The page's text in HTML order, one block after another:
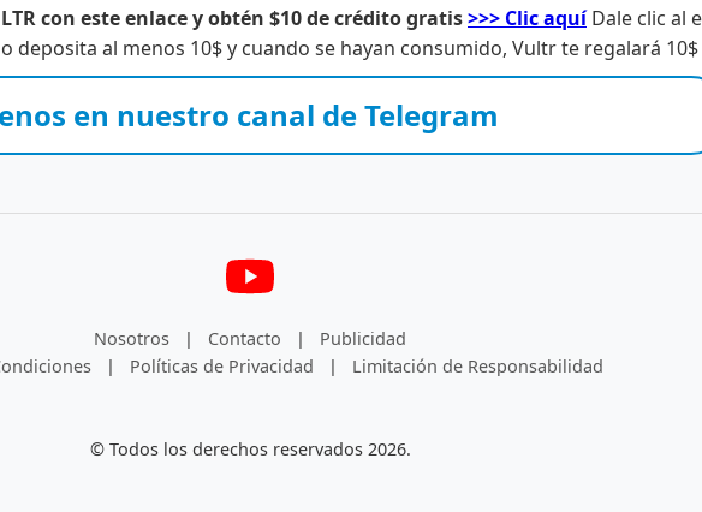
con este enlace y obtén $10 de crédito gratis>>> Clic aquíDale clic al
deposita al menos 10$ y cuando se hayan consumido, Vultr te regalará
en nuestro canal de Telegram
Nosotros | Contacto |
Publicidad
| Políticas de Privacidad | Limitación de Responsabilidad
© Todos los derechos reservados 2026.